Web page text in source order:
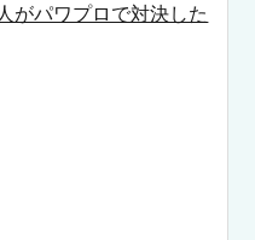
がパワプロで対決した